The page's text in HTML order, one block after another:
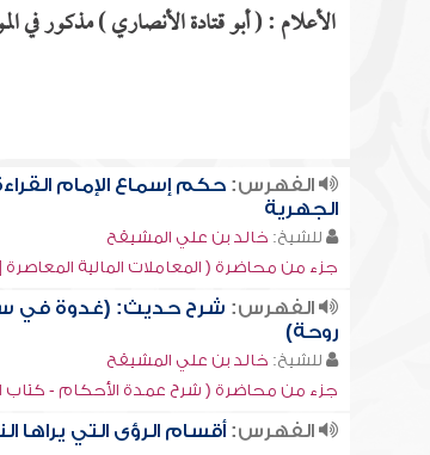
الأعلام : ( أبو قتادة الأنصاري ) مذكور في
الفهرس:حكم إسماع الإمام
الجهرية
للشيخ: خالد بن علي المشيقح
جزء من محاضرة ( المعاملات المالية المعاصرة
الفهرس: شرح حديث: (غدوة في
روحة)
للشيخ: خالد بن علي المشيقح
جزء من محاضرة ( شرح عمدة الأحكام - كتاب
الفهرس:أقسام الرؤى التي يراها